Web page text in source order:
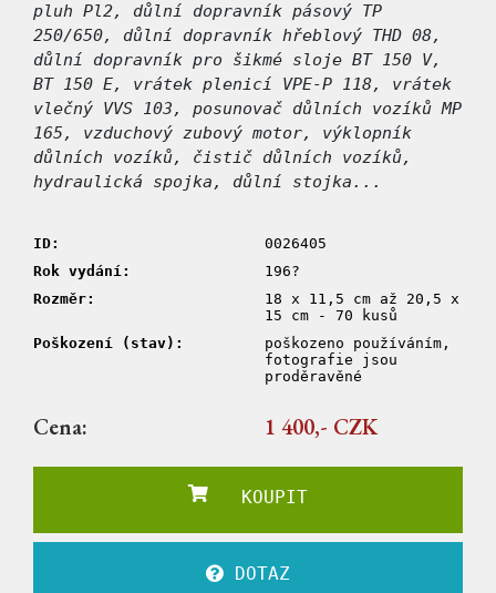
pluh Pl2, důlní dopravník pásový TP
250/650, důlní dopravník hřeblový THD 08,
důlní dopravník pro šikmé sloje BT 150 V,
BT 150 E, vrátek plenicí VPE-P 118, vrátek
vlečný VVS 103, posunovač důlních vozíků MP
165, vzduchový zubový motor, výklopník
důlních vozíků, čistič důlních vozíků,
hydraulická spojka, důlní stojka...
ID:
0026405
Rok vydání:
196?
Rozměr:
18 x 11,5 cm až 20,5 x
15 cm - 70 kusů
Poškození (stav):
poškozeno používáním,
fotografie jsou
proděravěné
Cena: 1 400,- CZK
KOUPIT
DOTAZ